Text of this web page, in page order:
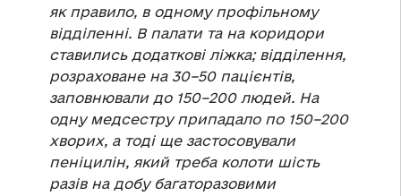
як правило, в одному профільному
відділенні. В палати та на коридори
ставились додаткові ліжка; відділення,
розраховане на 30–50 пацієнтів,
заповнювали до 150–200 людей. На
одну медсестру припадало по 150–200
хворих, а тоді ще застосовували
пеніцилін, який треба колоти шість
разів на добу багаторазовими